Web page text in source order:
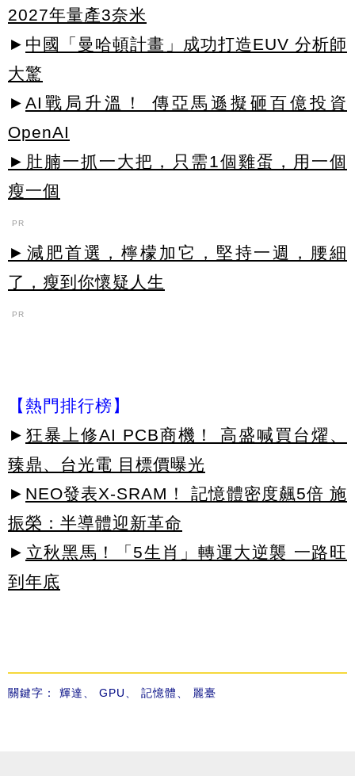
2027年量產3奈米
► 中國「曼哈頓計畫」成功打造EUV 分析師
大驚
► AI戰局升溫！ 傳亞馬遜擬砸百億投資
OpenAI
►肚腩一抓一大把，只需1個雞蛋，用一個
瘦一個
PR
►減肥首選，檸檬加它，堅持一週，腰細
了，瘦到你懷疑人生
PR
【熱門排行榜】
► 狂暴上修AI PCB商機！ 高盛喊買台燿、
臻鼎、台光電 目標價曝光
► NEO發表X-SRAM！ 記憶體密度飆5倍 施
振榮：半導體迎新革命
► 立秋黑馬！「5生肖」轉運大逆襲 一路旺
到年底
關鍵字： 輝達 GPU 記憶體 麗臺